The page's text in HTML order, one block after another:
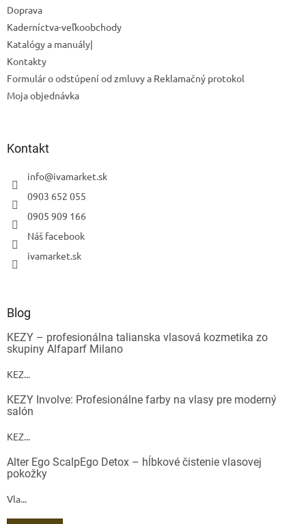
Doprava
Kaderníctva-veľkoobchody
Katalógy a manuály|
Kontakty
Formulár o odstúpení od zmluvy a Reklamačný protokol
Moja objednávka
Kontakt
info@ivamarket.sk
0903 652 055
0905 909 166
Náš facebook
ivamarket.sk
Blog
KEZY – profesionálna talianska vlasová kozmetika zo
skupiny Alfaparf Milano
KEZ...
KEZY Involve: Profesionálne farby na vlasy pre moderný
salón
KEZ...
Alter Ego ScalpEgo Detox – hĺbkové čistenie vlasovej
pokožky
Vla...